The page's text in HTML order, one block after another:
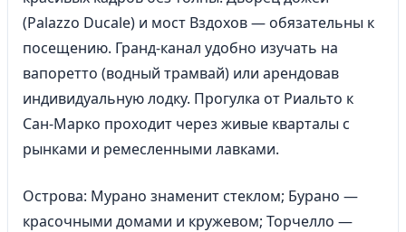
(Palazzo Ducale) и мост Вздохов — обязательны к
посещению. Гранд-канал удобно изучать на
вапоретто (водный трамвай) или арендовав
индивидуальную лодку. Прогулка от Риальто к
Сан-Марко проходит через живые кварталы с
рынками и ремесленными лавками.
Острова: Мурано знаменит стеклом; Бурано —
красочными домами и кружевом; Торчелло —